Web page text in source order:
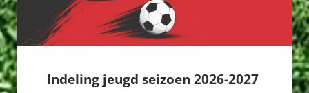
Indeling jeugd seizoen 2026-2027